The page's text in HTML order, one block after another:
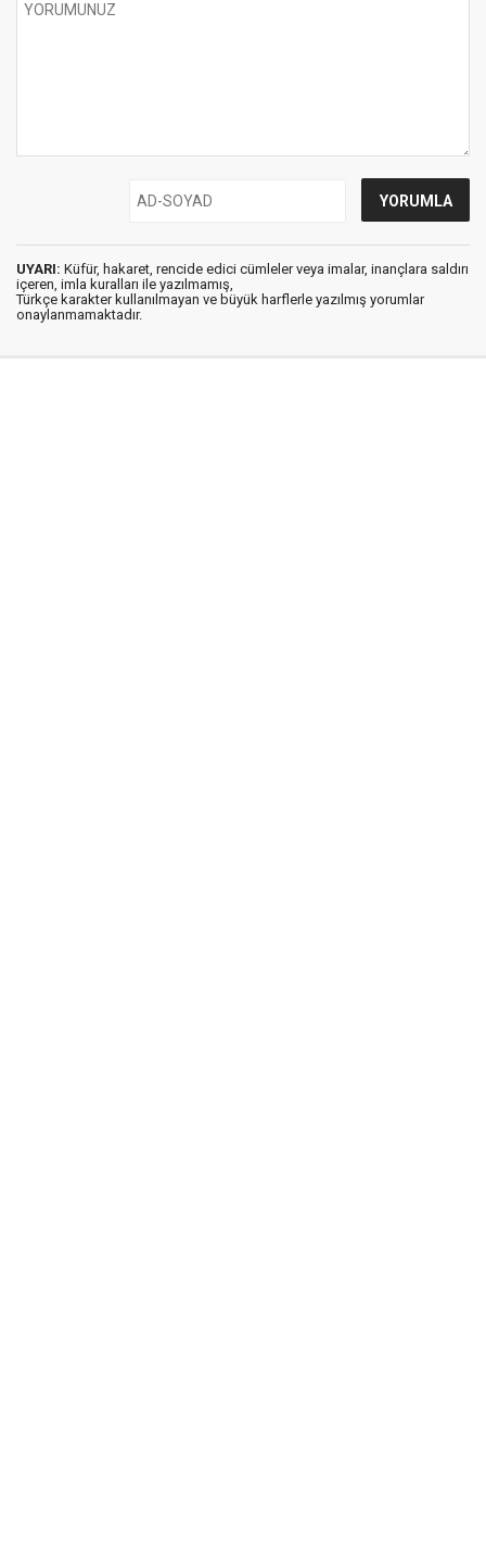
UYARI: Küfür, hakaret, rencide edici cümleler veya imalar, inançlara saldırı
içeren, imla kuralları ile yazılmamış,
Türkçe karakter kullanılmayan ve büyük harflerle yazılmış yorumlar
onaylanmamaktadır.